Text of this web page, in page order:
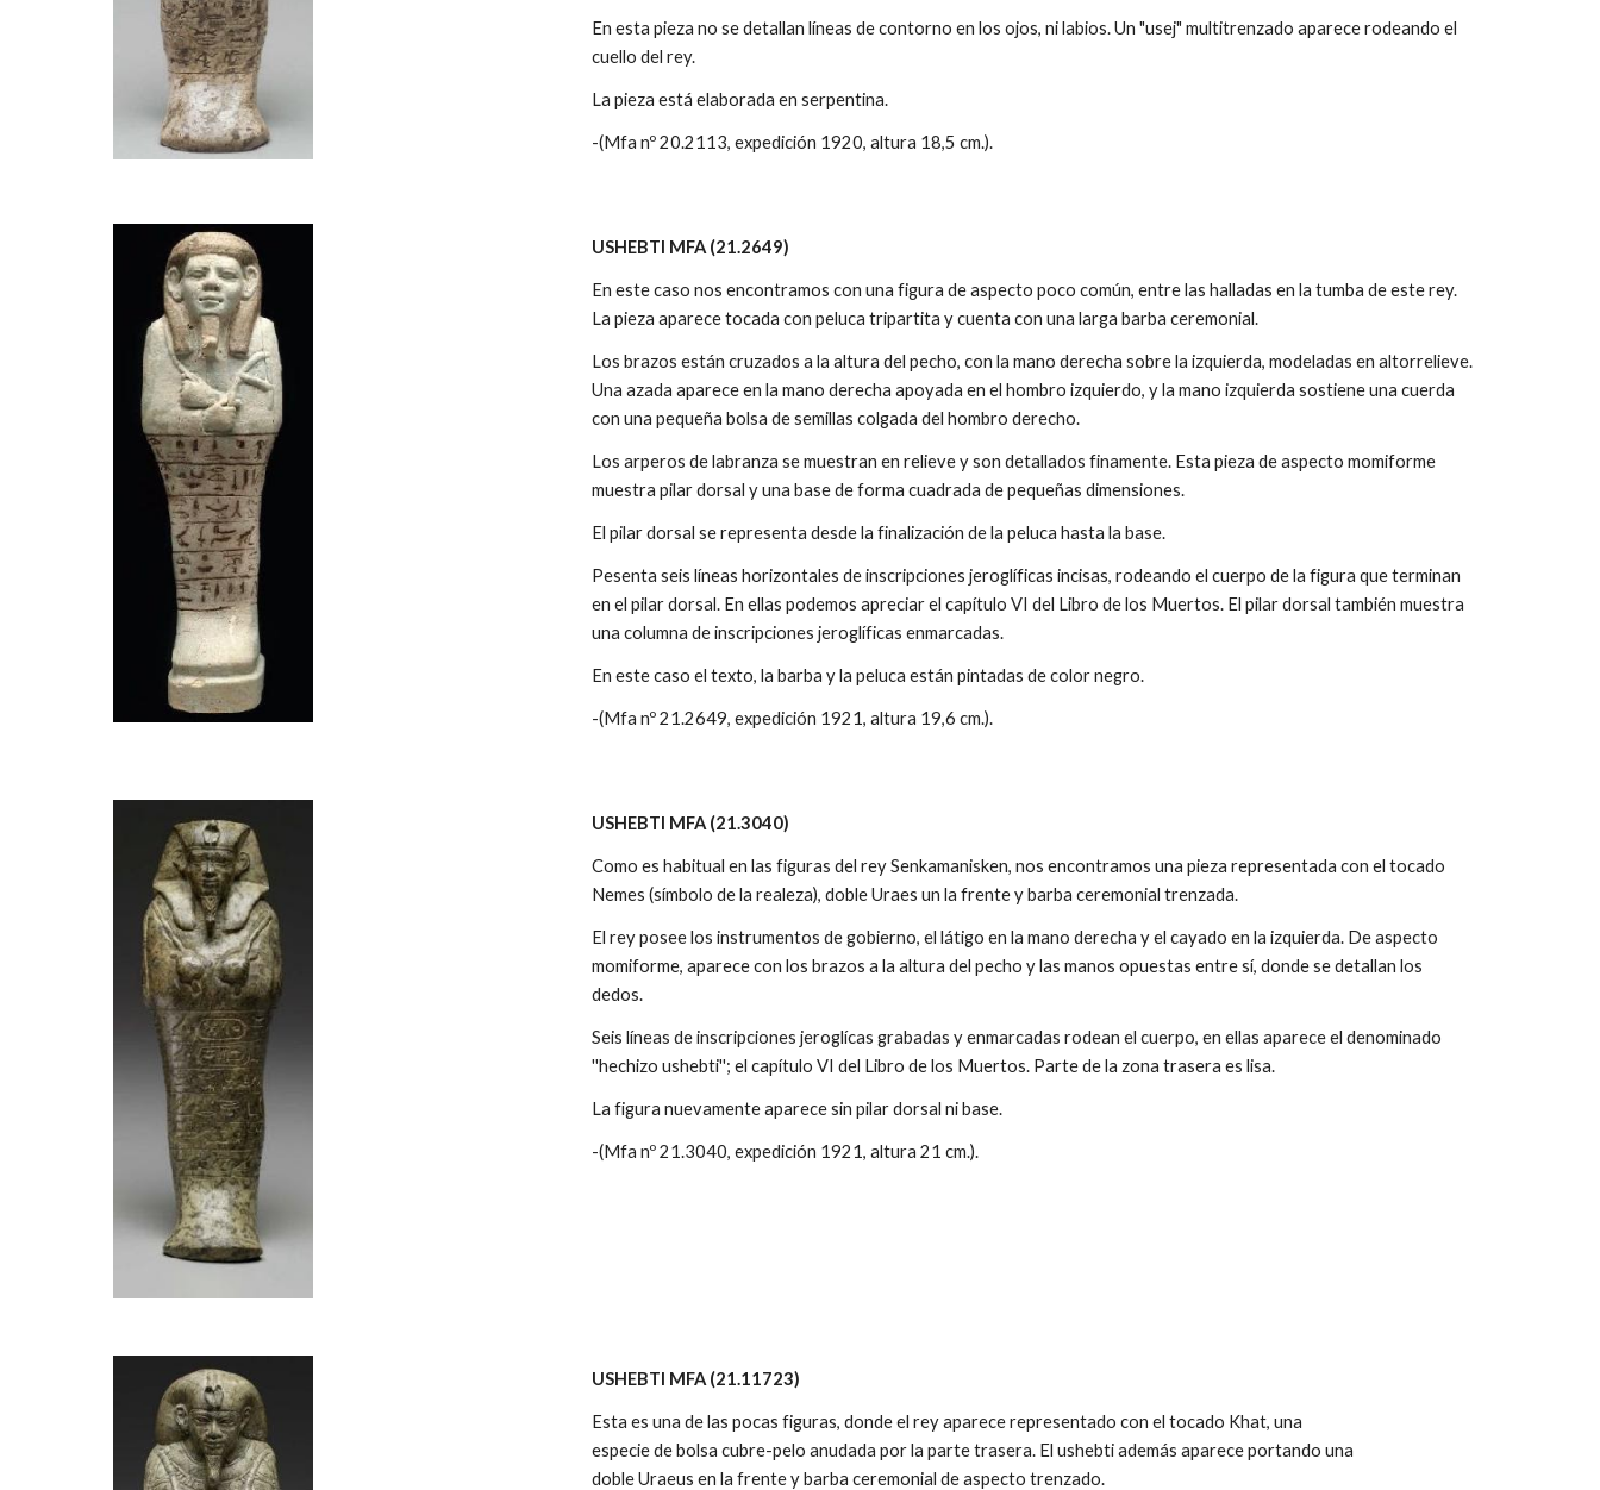
En esta pieza no se detallan líneas de contorno en los ojos, ni labios. Un "usej" multitrenzado aparece rodeando el
cuello del rey.
La pieza está elaborada en serpentina.
-(Mfa nº 20.2113, expedición 1920, altura 18,5 cm.).
USHEBTI MFA (21.2649)
En este caso nos encontramos con una figura de aspecto poco común, entre las halladas en la tumba de este rey.
La pieza aparece tocada con peluca tripartita y cuenta con una larga barba ceremonial.
Los brazos están cruzados a la altura del pecho, con la mano derecha sobre la izquierda, modeladas en altorrelieve.
Una azada aparece en la mano derecha apoyada en el hombro izquierdo, y la mano izquierda sostiene una cuerda
con una pequeña bolsa de semillas colgada del hombro derecho.
Los arperos de labranza se muestran en relieve y son detallados finamente. Esta pieza de aspecto momiforme
muestra pilar dorsal y una base de forma cuadrada de pequeñas dimensiones.
El pilar dorsal se representa desde la finalización de la peluca hasta la base.
Pesenta seis líneas horizontales de inscripciones jeroglíficas incisas, rodeando el cuerpo de la figura que terminan
en el pilar dorsal. En ellas podemos apreciar el capítulo VI del Libro de los Muertos. El pilar dorsal también muestra
una columna de inscripciones jeroglíficas enmarcadas.
En este caso el texto, la barba y la peluca están pintadas de color negro.
-(Mfa nº 21.2649, expedición 1921, altura 19,6 cm.).
USHEBTI MFA (21.3040)
Como es habitual en las figuras del rey Senkamanisken, nos encontramos una pieza representada con el tocado
Nemes (símbolo de la realeza), doble Uraes un la frente y barba ceremonial trenzada.
El rey posee los instrumentos de gobierno, el látigo en la mano derecha y el cayado en la izquierda. De aspecto
momiforme, aparece con los brazos a la altura del pecho y las manos opuestas entre sí, donde se detallan los
dedos.
Seis líneas de inscripciones jeroglícas grabadas y enmarcadas rodean el cuerpo, en ellas aparece el denominado
''hechizo ushebti''; el capítulo VI del Libro de los Muertos. Parte de la zona trasera es lisa.
La figura nuevamente aparece sin pilar dorsal ni base.
-(Mfa nº 21.3040, expedición 1921, altura 21 cm.).
USHEBTI MFA (21.11723)
Esta es una de las pocas figuras, donde el rey aparece representado con el tocado Khat, una
especie de bolsa cubre-pelo anudada por la parte trasera. El ushebti además aparece portando una
doble Uraeus en la frente y barba ceremonial de aspecto trenzado.